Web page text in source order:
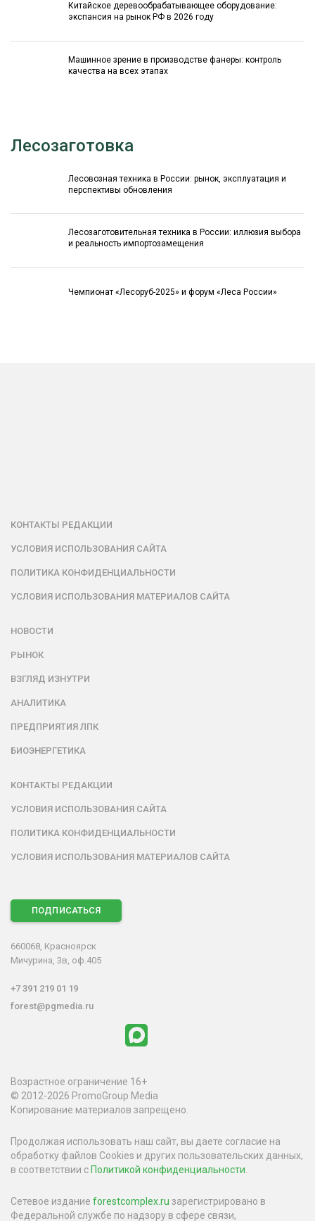
Китайское деревообрабатывающее оборудование:
экспансия на рынок РФ в 2026 году
Машинное зрение в производстве фанеры: контроль
качества на всех этапах
Лесозаготовка
Лесовозная техника в России: рынок, эксплуатация и
перспективы обновления
Лесозаготовительная техника в России: иллюзия выбора
и реальность импортозамещения
Чемпионат «Лесоруб-2025» и форум «Леса России»
КОНТАКТЫ РЕДАКЦИИ
УСЛОВИЯ ИСПОЛЬЗОВАНИЯ САЙТА
ПОЛИТИКА КОНФИДЕНЦИАЛЬНОСТИ
УСЛОВИЯ ИСПОЛЬЗОВАНИЯ МАТЕРИАЛОВ САЙТА
НОВОСТИ
РЫНОК
ВЗГЛЯД ИЗНУТРИ
АНАЛИТИКА
ПРЕДПРИЯТИЯ ЛПК
БИОЭНЕРГЕТИКА
КОНТАКТЫ РЕДАКЦИИ
УСЛОВИЯ ИСПОЛЬЗОВАНИЯ САЙТА
ПОЛИТИКА КОНФИДЕНЦИАЛЬНОСТИ
УСЛОВИЯ ИСПОЛЬЗОВАНИЯ МАТЕРИАЛОВ САЙТА
ПОДПИСАТЬСЯ
660068, Красноярск
Мичурина, 3в, оф.405
+7 391 219 01 19
forest@pgmedia.ru
Возрастное ограничение 16+
© 2012-2026 PromoGroup Media
Копирование материалов запрещено.
Продолжая использовать наш сайт, вы даете согласие на
обработку файлов Cookies и других пользовательских данных,
в соответствии с Политикой конфиденциальности
Сетевое издание forestcomplex.ru зарегистрировано в
Федеральной службе по надзору в сфере связи,